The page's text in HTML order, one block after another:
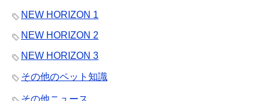
NEW HORIZON 1
NEW HORIZON 2
NEW HORIZON 3
その他のペット知識
その他ニュース